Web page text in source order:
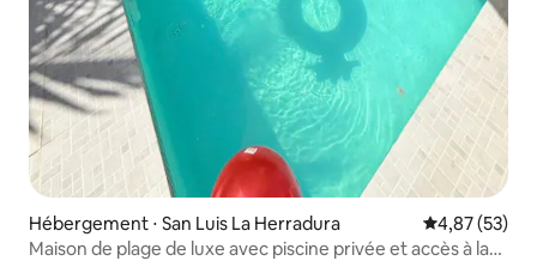
Hébergement ⋅ San Luis La Herradura Évaluation
4,87 (53)
Maison de plage de luxe avec piscine privée et accès à la